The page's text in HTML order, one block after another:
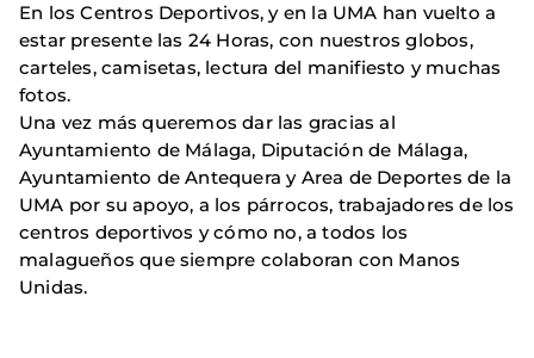
En los Centros Deportivos, y en la UMA han vuelto a
estar presente las 24 Horas, con nuestros globos,
carteles, camisetas, lectura del manifiesto y muchas
fotos.
Una vez más queremos dar las gracias al
Ayuntamiento de Málaga, Diputación de Málaga,
Ayuntamiento de Antequera y Area de Deportes de la
UMA por su apoyo, a los párrocos, trabajadores de los
centros deportivos y cómo no, a todos los
malagueños que siempre colaboran con Manos
Unidas.